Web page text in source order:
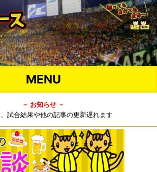
MENU
－ お知らせ －
試合結果や他の記事の更新遅れます